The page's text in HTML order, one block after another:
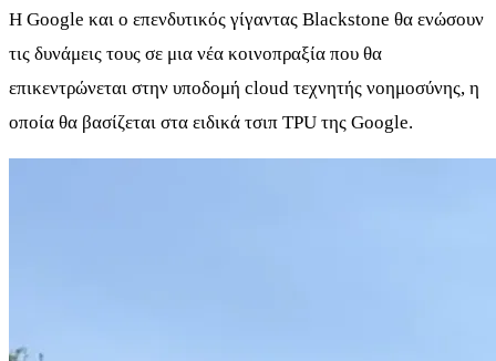
Η Google και ο επενδυτικός γίγαντας Blackstone θα ενώσουν
τις δυνάμεις τους σε μια νέα κοινοπραξία που θα
επικεντρώνεται στην υποδομή cloud τεχνητής νοημοσύνης, η
οποία θα βασίζεται στα ειδικά τσιπ TPU της Google.